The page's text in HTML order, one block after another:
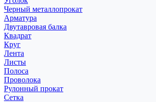
Черный металлопрокат
Арматура
Двутавровая балка
Квадрат
Круг
Лента
Листы
Полоса
Проволока
Рулонный прокат
Сетка